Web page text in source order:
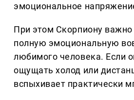
эмоциональное
При этом Скорпиону важно
полную эмоциональную
любимого человека. Если
ощущать холод или
вспыхивает практически